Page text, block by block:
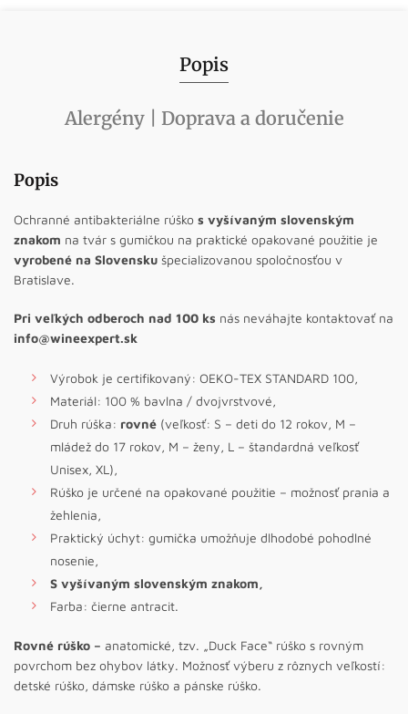
Popis
Alergény | Doprava a doručenie
Popis
Ochranné antibakteriálne rúško s vyšívaným slovenským
znakom na tvár s gumičkou na praktické opakované použitie je
vyrobené na Slovensku špecializovanou spoločnosťou v
Bratislave.
Pri veľkých odberoch nad 100 ks nás neváhajte kontaktovať na
info@wineexpert.sk
Výrobok je certifikovaný: OEKO-TEX STANDARD 100,
Materiál: 100 % bavlna / dvojvrstvové,
Druh rúška: rovné (veľkosť: S – deti do 12 rokov, M –
mládež do 17 rokov, M – ženy, L – štandardná veľkosť
Unisex, XL),
Rúško je určené na opakované použitie – možnosť prania a
žehlenia,
Praktický úchyt: gumička umožňuje dlhodobé pohodlné
nosenie,
S vyšívaným slovenským znakom,
Farba: čierne antracit.
Rovné rúško – anatomické, tzv. „Duck Face“ rúško s rovným
povrchom bez ohybov látky. Možnosť výberu z rôznych veľkostí:
detské rúško, dámske rúško a pánske rúško.